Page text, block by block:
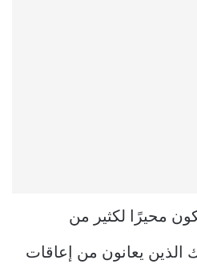
محيرًا لكثير من
الذين يعانون من إعاقات